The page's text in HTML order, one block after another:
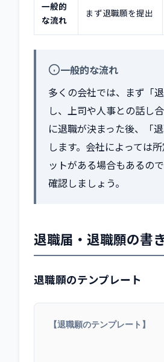
一般的
な流れ
まず退職願を提出
一般的な流れ
多くの会社では、まず「
し、上司や人事との話し
に退職が決まった後、「
します。会社によっては
ットがある場合もあるの
確認しましょう。
退職届・退職願の書
退職願のテンプレート
【退職願のテンプレート】